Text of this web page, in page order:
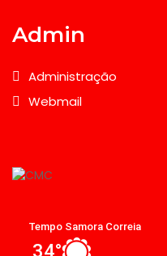
Admin
Administração
Webmail